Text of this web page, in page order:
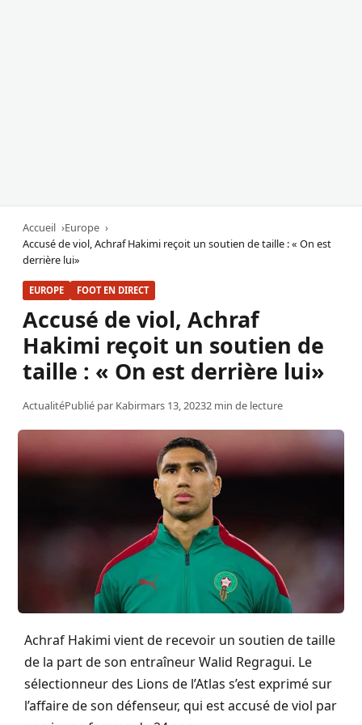
Accueil
Europe
Accusé de viol, Achraf Hakimi reçoit un soutien de taille : « On est
derrière lui»
EUROPE FOOT EN DIRECT
Accusé de viol, Achraf
Hakimi reçoit un soutien de
taille : « On est derrière lui»
ActualitéPublié par Kabirmars 13, 20232 min de lecture
Achraf Hakimi vient de recevoir un soutien de taille
de la part de son entraîneur Walid Regragui. Le
sélectionneur des Lions de l’Atlas s’est exprimé sur
l’affaire de son défenseur, qui est accusé de viol par